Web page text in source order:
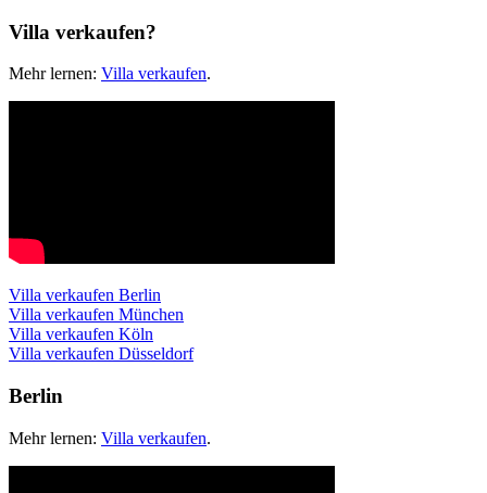
Villa verkaufen?
Mehr lernen: Villa verkaufen.
Villa verkaufen Berlin
Villa verkaufen München
Villa verkaufen Köln
Villa verkaufen Düsseldorf
Berlin
Mehr lernen: Villa verkaufen.